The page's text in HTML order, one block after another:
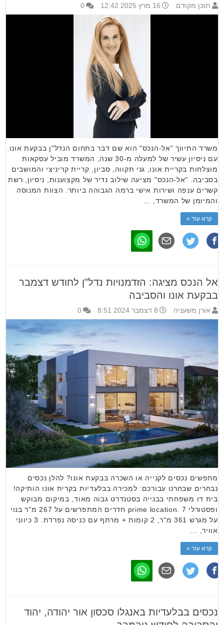
תוכן מקודם 16 מרץ 2025 12:42 0
משרד התיווך "אל-הנכס" הוא שם דבר בתחום הנדל"ן בבקעת אונו.
עם ניסיון עשיר של למעלה מ-30 שנה, המשרד מוביל עסקאות
מוצלחות בקריית אונו, גני תקווה, סביון, קריית קריניצי והמושבים
בסביבה. "אל-הנכס" מציעה שילוב נדיר של מקצוענות, ניסיון, רשת
קשרים ענפה ושירות אישי ברמה הגבוהה ביותר. הצוות המנוסה
והמיומן של המשרד, …
קרא עוד »
אל הנכס מציגה: הזדמנויות נדל"ן לחודש דצמבר
בבקעת אונו והסביבה
אורן משעניה 8 דצמבר 2024 8:51 0
מחפשים נכסים לקנייה או השכרה בבקעת אונו? להלן נכסים
נבחרים שבחרנו עבורכם: למכירה בבלעדיות בקרית אונו הותיקה!
בית דו משפחתי בבנייה בסטנדרט גבוה מאוד, במיקום מבוקש
ופסטורלי prime location. 7 חדרים המתפרשים על 267 מ"ר בנוי
על מגרש 361 מ"ר, 2 קומות + מרתף עם כניסה נפרדת. 3 כיווני
אוויר, …
קרא עוד »
נכסים בבלעדיות באנגלו סכסון אור יהודה, יהוד